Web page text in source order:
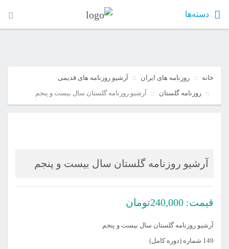
دسته‌ها
خانه روزنامه های ایران
آرشیو روزنامه های قدیمی
روزنامه گلستان
آرشیو روزنامه گلستان سال بیست و پنجم
آرشیو روزنامه گلستان سال بیست و پنجم
قیمت: 240,000تومان
آرشیو روزنامه گلستان سال بیست و پنجم
149 شماره (دوره کامل)